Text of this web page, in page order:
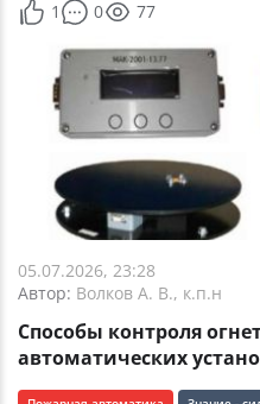
1 0 77
05.07.2026, 23:28
Автор: Волков А. В., к.п.н
Способы контроля
автоматических